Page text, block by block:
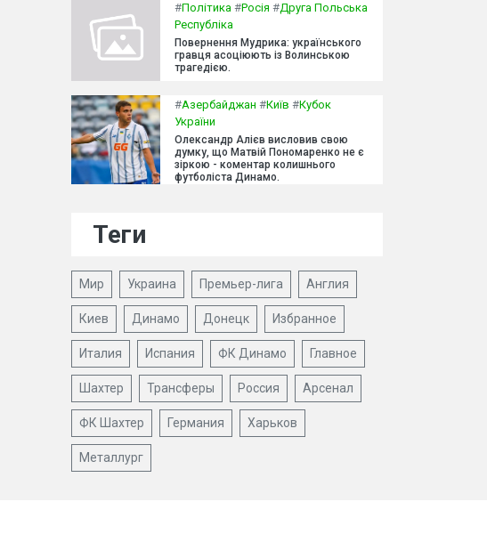
#Політика #Росія #Друга Польська
Республіка
Повернення Мудрика: українського
гравця асоціюють із Волинською
трагедією.
#Азербайджан #Київ #Кубок
України
Олександр Алієв висловив свою
думку, що Матвій Пономаренко не є
зіркою - коментар колишнього
футболіста Динамо.
Теги
Мир Украина Премьер-лига Англия
Киев Динамо Донецк Избранное
Италия Испания ФК Динамо Главное
Шахтер Трансферы Россия Арсенал
ФК Шахтер Германия Харьков
Металлург